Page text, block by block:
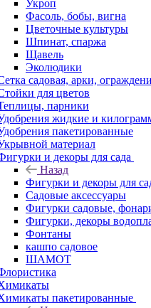
Укроп
Фасоль, бобы, вигна
Цветочные культуры
Шпинат, спаржа
Щавель
Эколюдики
садовая, арки,
для цветов
парники
жидкие и
пакетированные
материал
и декоры для сада
Назад
Фигурки и декоры для
Садовые аксессуары
Фигурки садовые,
Фигурки, декоры
Фонтаны
кашпо садовое
ШАМОТ
пакетированные